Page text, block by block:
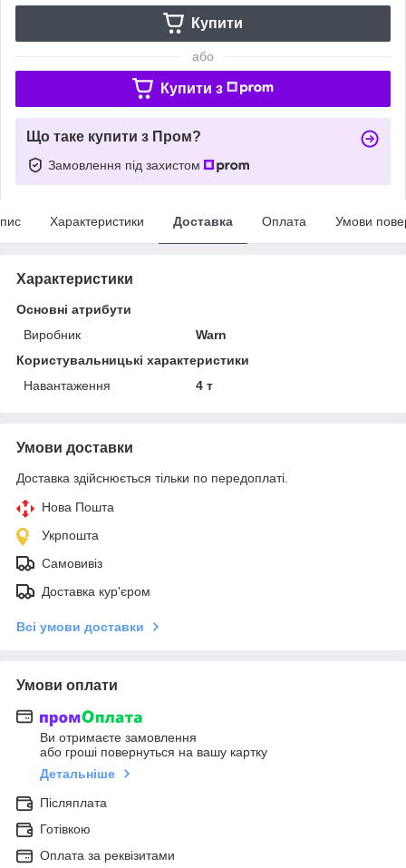
Купити
або
Купити з
Що таке купити з Пром?
Замовлення під захистом
Характеристики Доставка Оплата Умови
Характеристики
Основні атрибути
Виробник
Warn
Користувальницькі характеристики
Навантаження
4 т
Умови доставки
Доставка здійснюється тільки по передоплаті.
Нова Пошта
Укрпошта
Самовивіз
Доставка кур'єром
Всі умови доставки
Умови оплати
Ви отримаєте замовлення
або гроші повернуться на вашу картку
Детальніше
Післяплата
Готівкою
Оплата за реквізитами